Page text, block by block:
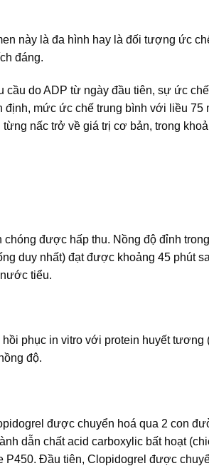
này là đa hình hay là đối tượng ức
đáng.
cầu do ADP từ ngày đầu tiên, sự ức
định, mức ức chế trung bình với liều 75
nấc trở về giá trị cơ bản, trong
được hấp thu. Nồng độ đỉnh
duy nhất) đạt được khoảng 45 phút
tiểu.
phục in vitro với protein huyết tương
độ.
được chuyển hoá qua 2 con
dẫn chất acid carboxylic bất hoạt
P450. Đầu tiên, Clopidogrel được